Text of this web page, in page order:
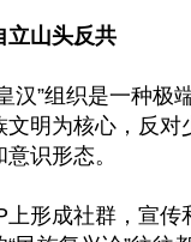
立山头反共
汉”组织是一种极
明为核心，反对
识形态。
上形成社群，宣传